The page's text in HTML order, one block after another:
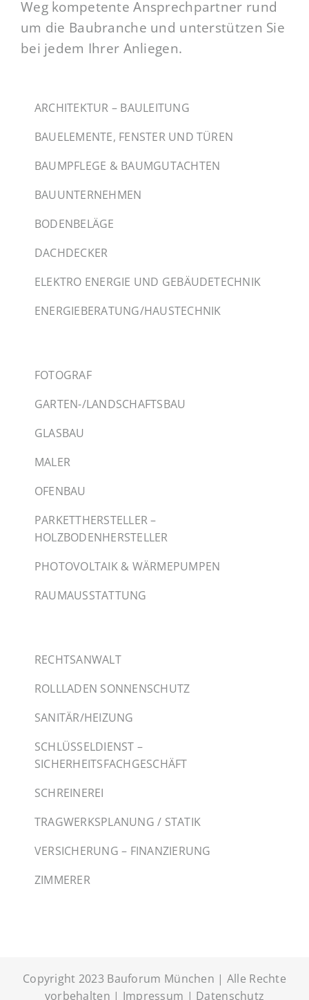
Weg kompetente Ansprechpartner rund
um die Baubranche und unterstützen Sie
bei jedem Ihrer Anliegen.
ARCHITEKTUR – BAULEITUNG
BAUELEMENTE, FENSTER UND TÜREN
BAUMPFLEGE & BAUMGUTACHTEN
BAUUNTERNEHMEN
BODENBELÄGE
DACHDECKER
ELEKTRO ENERGIE UND GEBÄUDETECHNIK
ENERGIEBERATUNG/HAUSTECHNIK
FOTOGRAF
GARTEN-/LANDSCHAFTSBAU
GLASBAU
MALER
OFENBAU
PARKETTHERSTELLER –
HOLZBODENHERSTELLER
PHOTOVOLTAIK & WÄRMEPUMPEN
RAUMAUSSTATTUNG
RECHTSANWALT
ROLLLADEN SONNENSCHUTZ
SANITÄR/HEIZUNG
SCHLÜSSELDIENST –
SICHERHEITSFACHGESCHÄFT
SCHREINEREI
TRAGWERKSPLANUNG / STATIK
VERSICHERUNG – FINANZIERUNG
ZIMMERER
Copyright 2023 Bauforum München | Alle Rechte
vorbehalten | Impressum | Datenschutz